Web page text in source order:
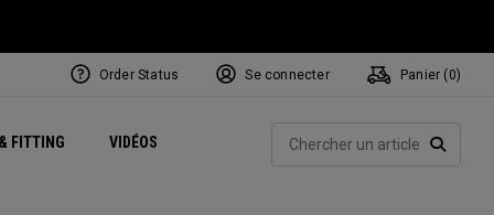
FITTING VIDÉOSExclusive Mavrik Complete Sets
Exclusivités - Balles de Golf
Juillet NEW Headwear
Women's Golf Balls
Exclusivités - Accessoires
Régionaux
Order Status Se connecter Panier ( 0)